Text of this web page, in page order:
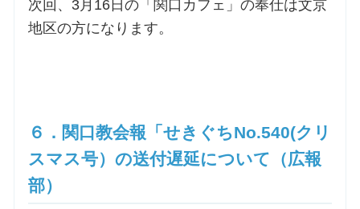
次回、3月16日の「関口カフェ」の奉仕は文京
地区の方になります。
６．関口教会報「せきぐちNo.540(クリ
スマス号）の送付遅延について（広報
部）